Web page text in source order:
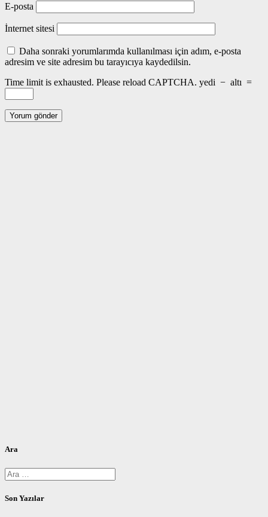
E-posta
İnternet sitesi
Daha sonraki yorumlarımda kullanılması için adım, e-posta
adresim ve site adresim bu tarayıcıya kaydedilsin.
Time limit is exhausted. Please reload CAPTCHA. yedi − altı =
Ara
Arama:
Son Yazılar